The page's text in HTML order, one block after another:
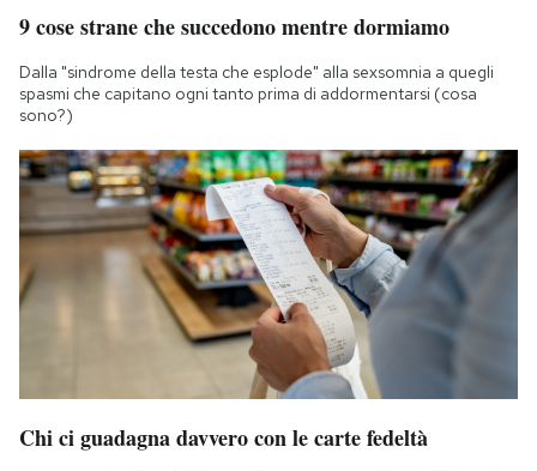
9 cose strane che succedono mentre dormiamo
Dalla "sindrome della testa che esplode" alla sexsomnia a quegli
spasmi che capitano ogni tanto prima di addormentarsi (cosa
sono?)
Chi ci guadagna davvero con le carte fedeltà